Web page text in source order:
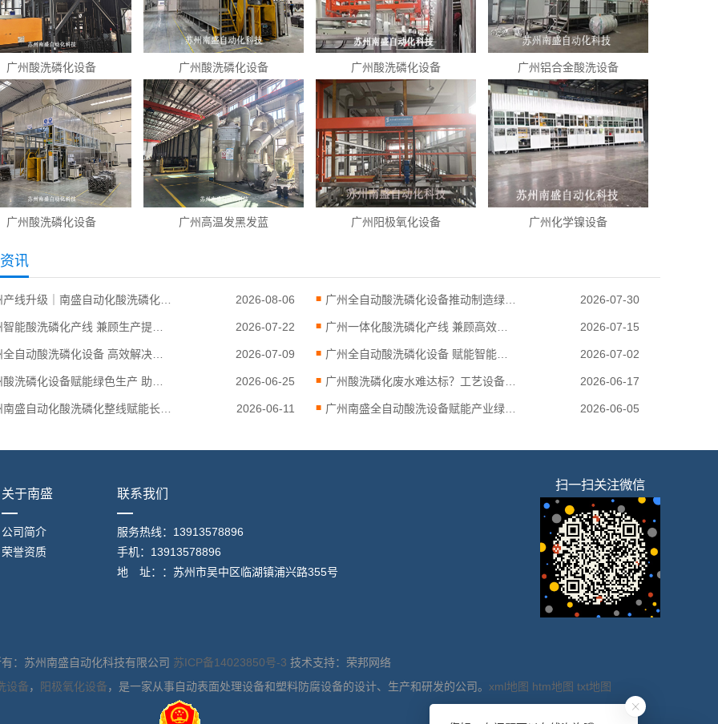
广州酸洗磷化设备 广州酸洗磷化设备 广州酸洗磷化设备 广州铝合金酸洗设备
广州酸洗磷化设备 广州高温发黑发蓝 广州阳极氧化设备 广州化学镍设备
讯
2026-08-06 广州全自动酸洗磷化设备推动制造绿色转型 2026-07-30
2026-07-22 广州一体化酸洗磷化产线 兼顾高效生产与环保达标 2026-07-15
2026-07-09 广州全自动酸洗磷化设备 赋能智能绿色生产 2026-07-02
2026-06-25 广州酸洗磷化废水难达标？工艺设备一站式解决 2026-06-17
2026-06-11 广州南盛全自动酸洗设备赋能产业绿色升级 2026-06-05
关于南盛
公司简介
荣誉资质
联系我们
服务热线：13913578896
手机：13913578896
地 址：：苏州市吴中区临湖镇浦兴路355号
扫一扫关注微信
：苏州南盛自动化科技有限公司 苏ICP备14023850号-3 技术支持：荣邦网络
设备， 阳极氧化设备，是一家从事自动表面处理设备和塑料防腐设备的设计、生产和研发的公司。 xml地图 htm地图 txt地图